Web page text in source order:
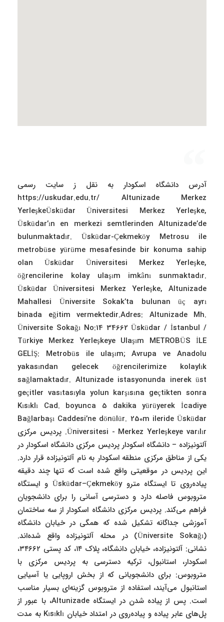
آدرس دانشگاه اسکودار به نقل ز سایت رسمی
https://uskudar.edu.tr/ Altunizade Merkez
YerleşkeÜsküdar Üniversitesi Merkez Yerleşke,
Üsküdar’ın en merkezi semtlerinden Altunizade’de
bulunmaktadır. Üsküdar-Çekmeköy Metrosu ile
metrobüse yürüme mesafesinde bir konuma sahip
olan Üsküdar Üniversitesi Merkez Yerleşke,
öğrencilerine kolay ulaşım imkânı sunmaktadır.
Üsküdar Üniversitesi Merkez Yerleşke, Altunizade
Mahallesi Üniversite Sokak’ta bulunan üç ayrı
binada eğitim vermektedir.Adres: Altunizade Mh.
Üniversite Sokağı No:14 34662 Üsküdar / İstanbul /
Türkiye Merkez Yerleşkeye Ulaşım METROBÜS İLE
GELİŞ: Metrobüs ile ulaşım; Avrupa ve Anadolu
yakasından gelecek öğrencilerimize kolaylık
sağlamaktadır. Altunizade istasyonunda inerek üst
geçitler vasıtasıyla yolun karşısına geçtikten sonra
Kısıklı Cad. boyunca 5 dakika yürüyerek İcadiye
Bağlarbaşı Caddesi’ne dönülür. 250m ileride Üsküdar
Üniversitesi - Merkez Yerleşkeye varılır. پردیس مرکزی
آلتونیزاده – دانشگاه اسکودار پردیس مرکزی دانشگاه اسکودار در
یکی از مناطق مرکزی منطقه اسکودار به نام آلتونیزاده قرار دارد.
این پردیس در موقعیتی واقع شده است که تنها چند دقیقه
پیاده‌روی تا ایستگاه مترو Üsküdar–Çekmeköy و ایستگاه
متروبوس فاصله دارد و دسترسی آسانی را برای دانشجویان
فراهم می‌کند. پردیس مرکزی دانشگاه اسکودار از سه ساختمان
آموزشی جداگانه تشکیل شده که همگی در خیابان دانشگاه
(Üniversite Sokağı) در محله آلتونیزاده واقع شده‌اند.
نشانی: آلتونیزاده، خیابان دانشگاه، پلاک ۱۴، کد پستی ۳۴۶۶۲،
اسکودار، استانبول، ترکیه دسترسی به پردیس مرکزی با
متروبوس: برای دانشجویانی که از بخش اروپایی یا آسیایی
استانبول می‌آیند، استفاده از متروبوس گزینه‌ای بسیار مناسب
است. پس از پیاده شدن در ایستگاه Altunizade، با عبور از
پل‌های عابر پیاده و پیاده‌روی در امتداد خیابان Kısıklı به مدت